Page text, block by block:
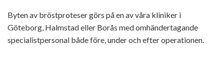
Byten av bröstproteser görs på en av våra kliniker i
Göteborg, Halmstad eller Borås med omhändertagande
specialistpersonal både före, under och efter operationen.